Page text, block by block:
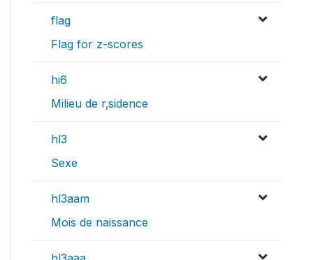
flag
Flag for z-scores
hi6
Milieu de r‚sidence
hl3
Sexe
hl3aam
Mois de naissance